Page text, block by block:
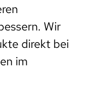
Wir
direkt bei
im